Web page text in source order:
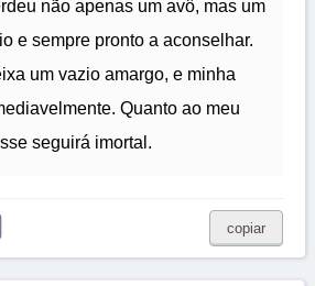
não apenas um avô, mas um
e sempre pronto a aconselhar.
um vazio amargo, e minha
Quanto ao meu
seguirá imortal.
copiar